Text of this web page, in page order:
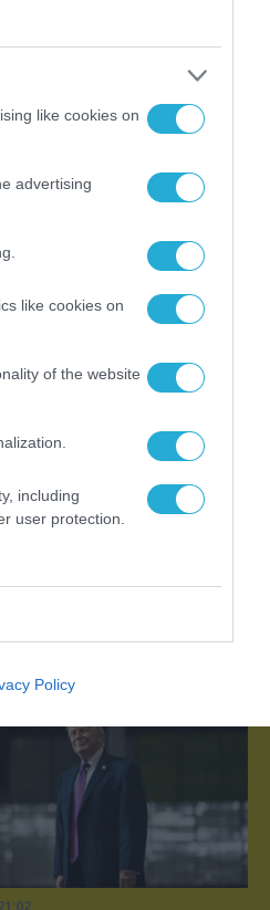
like cookies on
advertising
like cookies on
of the website
including
user protection.
Policy